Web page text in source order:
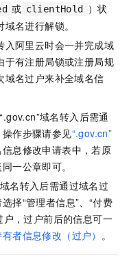
或 clientHold
）状
域名进行解锁。
入阿里云时会一并完成域
于有注册局锁或注册局规
域名过户来补全域名信
“.gov.cn”域名转入后需通
作步骤请参见“.gov.cn”
信息修改申请表中，若原
一公章即可。
域名转入后需通过域名过
择“管理者信息”、“付费
户，过户前后的信息可一
者信息修改（过户） 。